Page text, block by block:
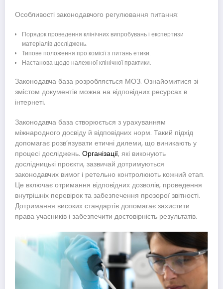
Особливості законодавчого регулювання питання:
Порядок проведення клінічних випробувань і експертизи
матеріалів досліджень.
Типове положення про комісії з питань етики.
Настанова щодо належної клінічної практики.
Законодавча база розробляється МОЗ. Ознайомитися зі
змістом документів можна на відповідних ресурсах в
інтернеті.
Законодавча база створюється з урахуванням
міжнародного досвіду й відповідних норм. Такий підхід
допомагає розв’язувати етичні дилеми, що виникають у
процесі досліджень. Організації, які виконують
дослідницькі проєкти, зазвичай дотримуються
законодавчих вимог і ретельно контролюють кожний етап.
Це включає отримання відповідних дозволів, проведення
внутрішніх перевірок та забезпечення прозорої звітності.
Дотримання високих стандартів допомагає захистити
права учасників і забезпечити достовірність результатів.